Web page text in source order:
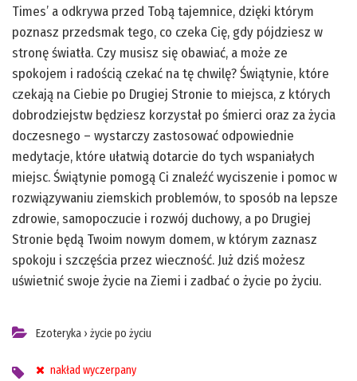
Times’ a odkrywa przed Tobą tajemnice, dzięki którym
poznasz przedsmak tego, co czeka Cię, gdy pójdziesz w
stronę światła. Czy musisz się obawiać, a może ze
spokojem i radością czekać na tę chwilę? Świątynie, które
czekają na Ciebie po Drugiej Stronie to miejsca, z których
dobrodziejstw będziesz korzystał po śmierci oraz za życia
doczesnego – wystarczy zastosować odpowiednie
medytacje, które ułatwią dotarcie do tych wspaniałych
miejsc. Świątynie pomogą Ci znaleźć wyciszenie i pomoc w
rozwiązywaniu ziemskich problemów, to sposób na lepsze
zdrowie, samopoczucie i rozwój duchowy, a po Drugiej
Stronie będą Twoim nowym domem, w którym zaznasz
spokoju i szczęścia przez wieczność. Już dziś możesz
uświetnić swoje życie na Ziemi i zadbać o życie po życiu.
Ezoteryka › życie po życiu
nakład wyczerpany